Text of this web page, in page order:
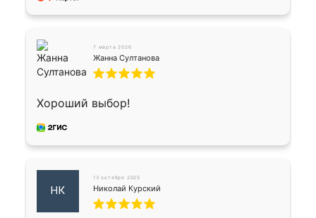
7 марта 2026
Жанна Султанова
Хороший выбор!
НК
13 октября 2025
Николай Курский